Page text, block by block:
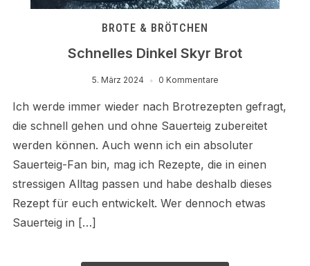
BROTE & BRÖTCHEN
Schnelles Dinkel Skyr Brot
5. März 2024 0 Kommentare
Ich werde immer wieder nach Brotrezepten gefragt,
die schnell gehen und ohne Sauerteig zubereitet
werden können. Auch wenn ich ein absoluter
Sauerteig-Fan bin, mag ich Rezepte, die in einen
stressigen Alltag passen und habe deshalb dieses
Rezept für euch entwickelt. Wer dennoch etwas
Sauerteig in […]